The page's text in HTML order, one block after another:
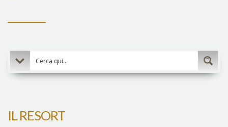
IL RESORT